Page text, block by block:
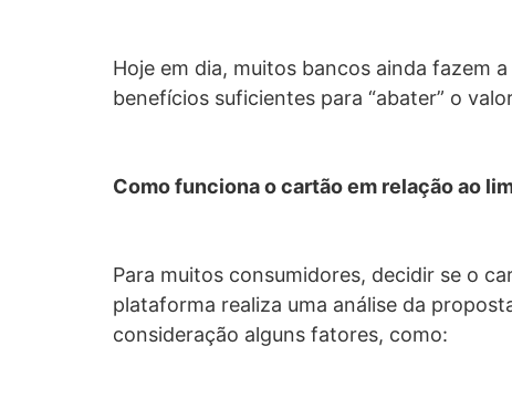
Hoje em dia, muitos bancos ainda fazem
benefícios suficientes para “abater” o
Como funciona o cartão em relação ao
Para muitos consumidores, decidir se o
plataforma realiza uma análise da
consideração alguns fatores, como: